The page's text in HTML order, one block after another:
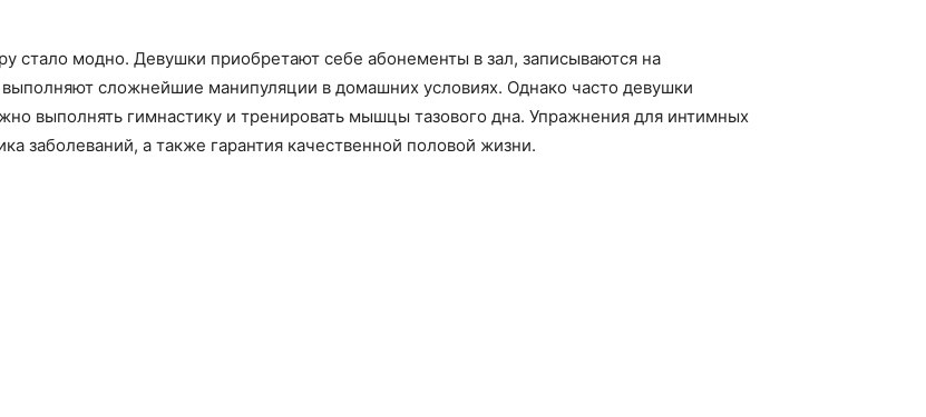
стало модно. Девушки приобретают себе абонементы в зал, записываются на
сложнейшие манипуляции в домашних условиях. Однако часто девушки
выполнять гимнастику и тренировать мышцы тазового дна. Упражнения для интимных
заболеваний, а также гарантия качественной половой жизни.